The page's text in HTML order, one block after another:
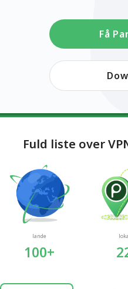
Få
Fuld liste over
lande
100+